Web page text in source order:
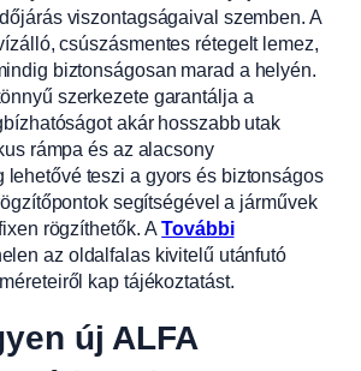
viszontagságaival szemben. A
csúszásmentes rétegelt lemez,
biztonságosan marad a helyén.
szerkezete garantálja a
akár hosszabb utak
rámpa és az alacsony
lehetővé teszi a gyors és biztonságos
segítségével a járművek
rögzíthetők. ATovábbi
az oldalfalas kivitelű utánfutó
kap tájékoztatást.
új ALFA